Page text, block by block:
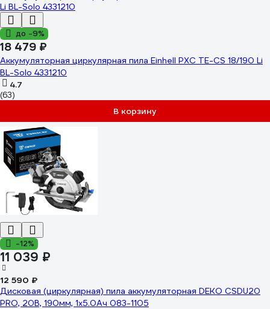
до -9%
18 479 ₽
Аккумуляторная циркулярная пила Einhell PXC TE-CS 18/190 Li
BL-Solo 4331210
4.7
(63)
В корзину
-12%
11 039 ₽
12 590 ₽
Дисковая (циркулярная) пила аккумуляторная DEKO CSDU20
PRO, 20В, 190мм, 1x5.0Ач 083-1105